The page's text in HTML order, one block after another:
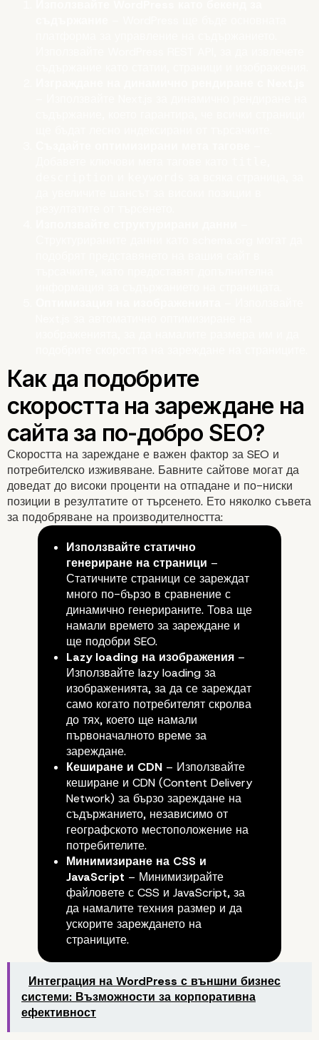
WordPress с Next.js за
оптимизация?
Как да подобрите
скоростта на
сайта за по-добро
Скоростта на зареждане е важен фактор за SEO и
потребителско изживяване. Бавните сайтове могат да
доведат до високи проценти на отпадане и по-ниски
позиции в резултатите от търсенето. Ето няколко съвета
за подобряване на производителността:
Използвайте статично
генериране на страници –
Статичните страници се зареждат
много по-бързо в сравнение с
динамично генерираните. Това ще
намали времето за зареждане и
ще подобри SEO.
Lazy loading на изображения–
Използвайте lazy loading за
изображенията, за да се зареждат
само когато потребителят скролва
до тях, което ще намали
първоначалното време за
зареждане.
Кеширане и CDN– Използвайте
кеширане и CDN (Content Delivery
Network) за бързо зареждане на
съдържанието, независимо от
географското местоположение на
потребителите.
Минимизиране на CSS и
JavaScript – Минимизирайте
файловете с CSS и JavaScript, за
да намалите техния размер и да
ускорите зареждането на
страниците.
Интеграция на WordPress с външни бизнес
системи: Възможности за корпоративна
ефективност